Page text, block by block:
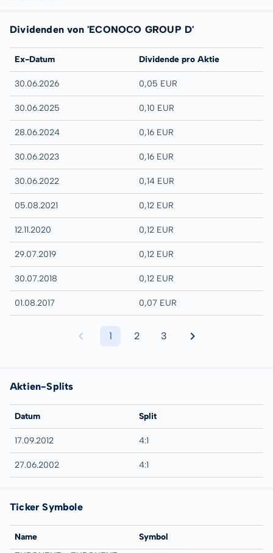
Dividenden von 'ECONOCO GROUP D'
Ex-Datum Dividende pro Aktie
30.06.2026 0,05 EUR
30.06.2025 0,10 EUR
28.06.2024 0,16 EUR
30.06.2023 0,16 EUR
30.06.2022 0,14 EUR
05.08.2021 0,12 EUR
12.11.2020 0,12 EUR
29.07.2019 0,12 EUR
30.07.2018 0,12 EUR
01.08.2017 0,07 EUR
1 2 3
Aktien-Splits
Datum Split
17.09.2012 4:1
27.06.2002 4:1
Ticker Symbole
Name
Symbol